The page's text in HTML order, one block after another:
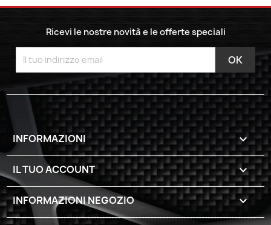
Ricevi le nostre novità e le offerte speciali
INFORMAZIONI 
IL TUO ACCOUNT 
INFORMAZIONI NEGOZIO keyboard_arrow_down